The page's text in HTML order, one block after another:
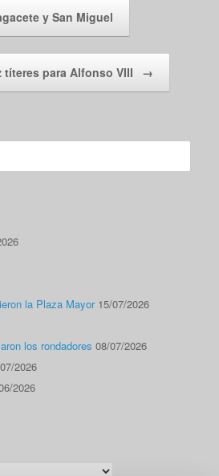
y San Miguel
títeres para Alfonso VIII →
la Plaza Mayor 15/07/2026
los rondadores 08/07/2026
2026
2026